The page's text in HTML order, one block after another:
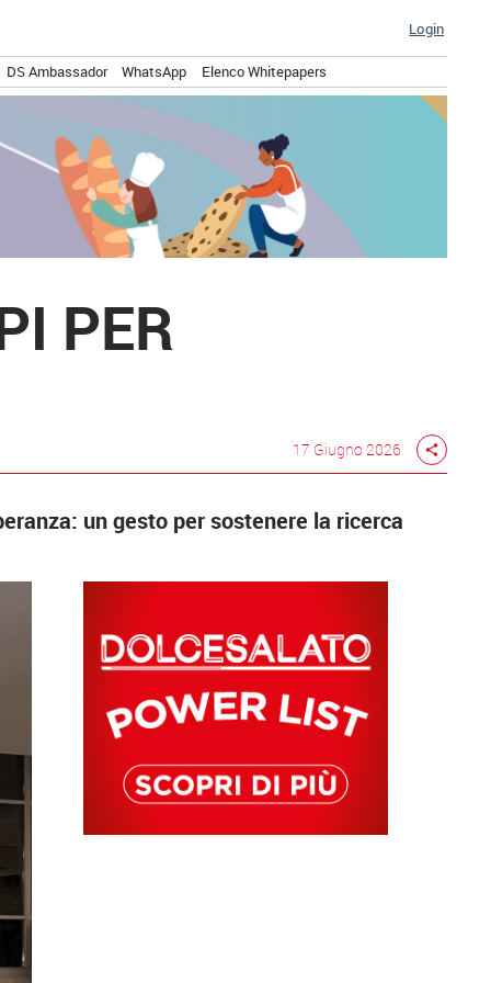
Login
DS Ambassador WhatsApp Elenco Whitepapers
PER
17 Giugno 2026 share
un gesto per sostenere la ricerca